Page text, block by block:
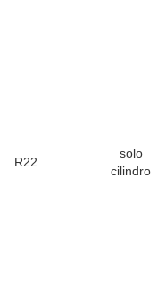
R22
solo
cilindro